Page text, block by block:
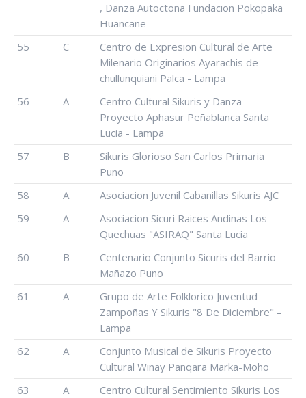
, Danza Autoctona Fundacion Pokopaka
Huancane
55
C
Centro de Expresion Cultural de Arte
Milenario Originarios Ayarachis de
chullunquiani Palca - Lampa
56
A
Centro Cultural Sikuris y Danza
Proyecto Aphasur Peñablanca Santa
Lucia - Lampa
57
B
Sikuris Glorioso San Carlos Primaria
Puno
58
A
Asociacion Juvenil Cabanillas Sikuris AJC
59
A
Asociacion Sicuri Raices Andinas Los
Quechuas "ASIRAQ" Santa Lucia
60
B
Centenario Conjunto Sicuris del Barrio
Mañazo Puno
61
A
Grupo de Arte Folklorico Juventud
Zampoñas Y Sikuris "8 De Diciembre" –
Lampa
62
A
Conjunto Musical de Sikuris Proyecto
Cultural Wiñay Panqara Marka-Moho
63
A
Centro Cultural Sentimiento Sikuris Los